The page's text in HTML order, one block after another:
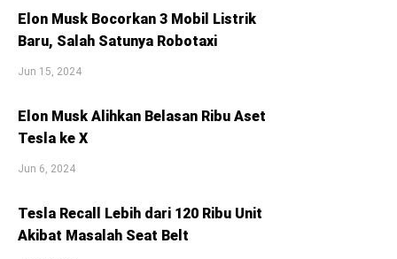
Elon Musk Bocorkan 3 Mobil Listrik
Baru, Salah Satunya Robotaxi
Jun 15, 2024
Elon Musk Alihkan Belasan Ribu Aset
Tesla ke X
Jun 6, 2024
Tesla Recall Lebih dari 120 Ribu Unit
Akibat Masalah Seat Belt